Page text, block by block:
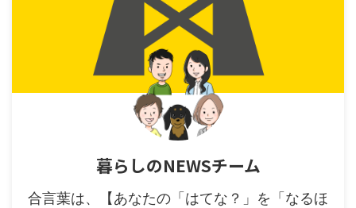
暮らしのNEWSチーム
合言葉は、【あなたの「はてな？」を「なるほ